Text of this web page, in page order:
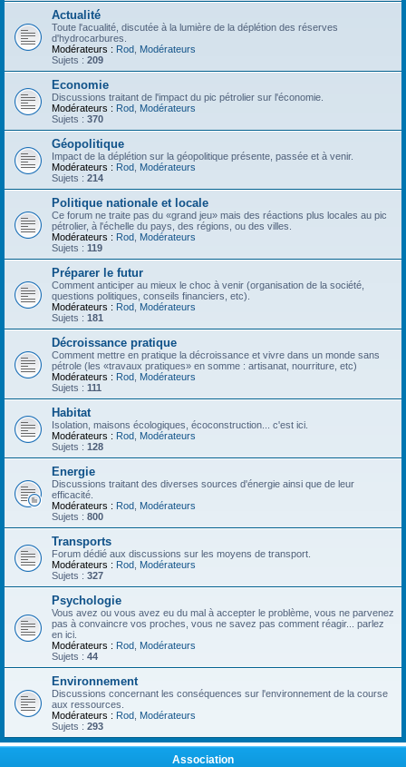
Actualité
Toute l'acualité, discutée à la lumière de la déplétion des réserves
d'hydrocarbures.
Modérateurs : Rod Modérateurs
Sujets : 209
Economie
Discussions traitant de l'impact du pic pétrolier sur l'économie.
Modérateurs : Rod Modérateurs
Sujets : 370
Géopolitique
Impact de la déplétion sur la géopolitique présente, passée et à venir.
Modérateurs : Rod Modérateurs
Sujets : 214
Politique nationale et locale
Ce forum ne traite pas du «grand jeu» mais des réactions plus locales au pic
pétrolier, à l'échelle du pays, des régions, ou des villes.
Modérateurs : Rod Modérateurs
Sujets : 119
Préparer le futur
Comment anticiper au mieux le choc à venir (organisation de la société,
questions politiques, conseils financiers, etc).
Modérateurs : Rod Modérateurs
Sujets : 181
Décroissance pratique
Comment mettre en pratique la décroissance et vivre dans un monde sans
pétrole (les «travaux pratiques» en somme : artisanat, nourriture, etc)
Modérateurs : Rod Modérateurs
Sujets : 111
Habitat
Isolation, maisons écologiques, écoconstruction... c'est ici.
Modérateurs : Rod Modérateurs
Sujets : 128
Energie
Discussions traitant des diverses sources d'énergie ainsi que de leur
efficacité.
Modérateurs : Rod Modérateurs
Sujets : 800
Transports
Forum dédié aux discussions sur les moyens de transport.
Modérateurs : Rod Modérateurs
Sujets : 327
Psychologie
Vous avez ou vous avez eu du mal à accepter le problème, vous ne parvenez
pas à convaincre vos proches, vous ne savez pas comment réagir... parlez
en ici.
Modérateurs : Rod Modérateurs
Sujets : 44
Environnement
Discussions concernant les conséquences sur l'environnement de la course
aux ressources.
Modérateurs : Rod Modérateurs
Sujets : 293
Association